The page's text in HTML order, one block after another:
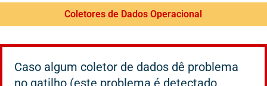
Coletores de Dados Operacional
Caso algum coletor de dados dê problema